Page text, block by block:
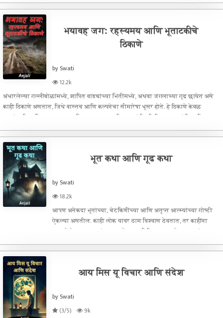
भयावह जग: रहस्यमय आणि भूताटकीचे
ठिकाणे
by Swati
12.2k
अंधारलेल्या गल्लीबोळांमध्ये, शापित वाड्यांच्या भिंतींमध्ये, अथवा जंगलाच्या गूढ छायेत असे
काही ठिकाणे असतात, जिथे वास्तव आणि कल्पनेचा सीमारेषा धूसर होते. हे ठिकाणे केवळ
जागांसाठी प्रसिद्ध नसतात, तर तिथल्या अनाकलनीय घटनांनी, भीतीदायक कथांनी आणि
भूत कथा आणि गूढ कथा
by Swati
18.2k
आपण अनेकदा भूतांच्या, चेटकिणींच्या आणि अतृप्त आत्म्यांच्या गोष्टी
ऐकल्या असतील. काही लोक यावर ठाम विश्वास ठेवतात, तर काहींना
यामध्ये केवळ कल्पनारंजन वाटते. पण तरीही, भूतकथा ऐकताना अंगावर
घडू शक
आय मिस यू विचार आणि संदेश
by Swati
(3/5)
9k